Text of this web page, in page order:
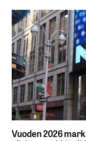
Vuoden 2026